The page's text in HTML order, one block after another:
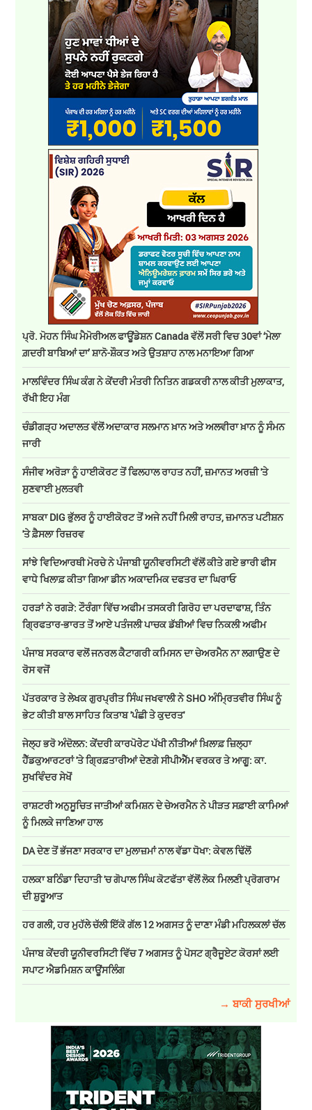
ਪ੍ਰੋ. ਮੋਹਨ ਸਿੰਘ ਮੈਮੋਰੀਅਲ ਫਾਊਂਡੇਸ਼ਨ Canada ਵੱਲੋਂ ਸਰੀ ਵਿਚ 30ਵਾਂ ‘ਮੇਲਾ
ਗ਼ਦਰੀ ਬਾਬਿਆਂ ਦਾ’ ਸ਼ਾਨੋ-ਸ਼ੌਕਤ ਅਤੇ ਉਤਸ਼ਾਹ ਨਾਲ ਮਨਾਇਆ ਗਿਆ
ਮਾਲਵਿੰਦਰ ਸਿੰਘ ਕੰਗ ਨੇ ਕੇਂਦਰੀ ਮੰਤਰੀ ਨਿਤਿਨ ਗਡਕਰੀ ਨਾਲ ਕੀਤੀ ਮੁਲਾਕਾਤ,
ਰੱਖੀ ਇਹ ਮੰਗ
ਚੰਡੀਗੜ੍ਹ ਅਦਾਲਤ ਵੱਲੋਂ ਅਦਾਕਾਰ ਸਲਮਾਨ ਖ਼ਾਨ ਅਤੇ ਅਲਵੀਰਾ ਖ਼ਾਨ ਨੂੰ ਸੰਮਨ
ਜਾਰੀ
ਸੰਜੀਵ ਅਰੋੜਾ ਨੂੰ ਹਾਈਕੋਰਟ ਤੋਂ ਫਿਲਹਾਲ ਰਾਹਤ ਨਹੀਂ, ਜ਼ਮਾਨਤ ਅਰਜ਼ੀ 'ਤੇ
ਸੁਣਵਾਈ ਮੁਲਤਵੀ
ਸਾਬਕਾ DIG ਭੁੱਲਰ ਨੂੰ ਹਾਈਕੋਰਟ ਤੋਂ ਅਜੇ ਨਹੀਂ ਮਿਲੀ ਰਾਹਤ, ਜ਼ਮਾਨਤ ਪਟੀਸ਼ਨ
'ਤੇ ਫ਼ੈਸਲਾ ਰਿਜ਼ਰਵ
ਸਾਂਝੇ ਵਿਦਿਆਰਥੀ ਮੋਰਚੇ ਨੇ ਪੰਜਾਬੀ ਯੂਨੀਵਰਸਿਟੀ ਵੱਲੋਂ ਕੀਤੇ ਗਏ ਭਾਰੀ ਫੀਸ
ਵਾਧੇ ਖਿਲਾਫ਼ ਕੀਤਾ ਗਿਆ ਡੀਨ ਅਕਾਦਮਿਕ ਦਫਤਰ ਦਾ ਘਿਰਾਓ
ਹਰੜਾਂ ਨੇ ਰਗੜੇ: ਟੌਰੰਗਾ ਵਿੱਚ ਅਫੀਮ ਤਸਕਰੀ ਗਿਰੋਹ ਦਾ ਪਰਦਾਫਾਸ਼, ਤਿੰਨ
ਗ੍ਰਿਫਤਾਰ-ਭਾਰਤ ਤੋਂ ਆਏ ਪਤੰਜਲੀ ਪਾਚਕ ਡੱਬੀਆਂ ਵਿਚ ਨਿਕਲੀ ਅਫੀਮ
ਪੰਜਾਬ ਸਰਕਾਰ ਵਲੋਂ ਜਨਰਲ ਕੈਟਾਗਰੀ ਕਮਿਸਨ ਦਾ ਚੇਅਰਮੈਨ ਨਾ ਲਗਾਉਣ ਦੇ
ਰੋਸ ਵਜੋਂ
ਪੱਤਰਕਾਰ ਤੇ ਲੇਖਕ ਗੁਰਪ੍ਰੀਤ ਸਿੰਘ ਜਖਵਾਲੀ ਨੇ SHO ਅੰਮ੍ਰਿਤਵੀਰ ਸਿੰਘ ਨੂੰ
ਭੇਟ ਕੀਤੀ ਬਾਲ ਸਾਹਿਤ ਕਿਤਾਬ 'ਪੰਛੀ ਤੇ ਕੁਦਰਤ'
ਜੇਲ੍ਹ ਭਰੋ ਅੰਦੋਲਨ: ਕੇਂਦਰੀ ਕਾਰਪੋਰੇਟ ਪੱਖੀ ਨੀਤੀਆਂ ਖ਼ਿਲਾਫ਼ ਜ਼ਿਲ੍ਹਾ
ਹੈੱਡਕੁਆਰਟਰਾਂ 'ਤੇ ਗ੍ਰਿਫ਼ਤਾਰੀਆਂ ਦੇਣਗੇ ਸੀਪੀਐੱਮ ਵਰਕਰ ਤੇ ਆਗੂ: ਕਾ.
ਸੁਖਵਿੰਦਰ ਸੇਖੋਂ
ਰਾਸ਼ਟਰੀ ਅਨੁਸੂਚਿਤ ਜਾਤੀਆਂ ਕਮਿਸ਼ਨ ਦੇ ਚੇਅਰਮੈਨ ਨੇ ਪੀੜਤ ਸਫ਼ਾਈ ਕਾਮਿਆਂ
ਨੂੰ ਮਿਲਕੇ ਜਾਣਿਆ ਹਾਲ
DA ਦੇਣ‌ ਤੋਂ ਭੱਜਣਾ ਸਰਕਾਰ ਦਾ ਮੁਲਾਜ਼ਮਾਂ ਨਾਲ ਵੱਡਾ ਧੋਖਾ: ਕੇਵਲ ਢਿੱਲੋਂ
ਹਲਕਾ ਬਠਿੰਡਾ ਦਿਹਾਤੀ 'ਚ ਗੋਪਾਲ ਸਿੰਘ ਕੋਟਫੱਤਾ ਵੱਲੋਂ ਲੋਕ ਮਿਲਣੀ ਪ੍ਰੋਗਰਾਮ
ਦੀ ਸ਼ੁਰੂਆਤ
ਹਰ ਗਲੀ, ਹਰ ਮੁਹੱਲੇ ਚੱਲੀ ਇੱਕੋ ਗੱਲ 12 ਅਗਸਤ ਨੂੰ ਦਾਣਾ ਮੰਡੀ ਮਹਿਲਕਲਾਂ ਚੱਲ
ਪੰਜਾਬ ਕੇਂਦਰੀ ਯੂਨੀਵਰਸਿਟੀ ਵਿੱਚ 7 ਅਗਸਤ ਨੂੰ ਪੋਸਟ ਗ੍ਰੈਜੂਏਟ ਕੋਰਸਾਂ ਲਈ
ਸਪਾਟ ਐਡਮਿਸ਼ਨ ਕਾਊਂਸਲਿੰਗ
→ ਬਾਕੀ ਸੁਰਖੀਆਂ